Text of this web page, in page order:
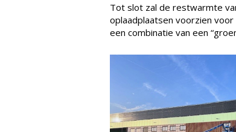
Tot slot zal de restwarmte
oplaadplaatsen voorzien
een combinatie van een